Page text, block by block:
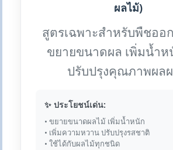
ผลไม้)
สูตรเฉพาะสำหรับพืชออ
ขยายขนาดผล เพิ่มน้ำห
ปรับปรุงคุณภาพผล
✨ ประโยชน์เด่น:
• ขยายขนาดผลไม้ เพิ่มน้ำหนัก
• เพิ่มความหวาน ปรับปรุงรสชาติ
• ใช้ได้กับผลไม้ทุกชนิด